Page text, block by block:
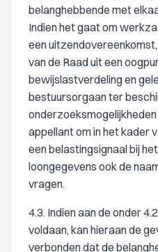
belanghebbende met
Indien het gaat om
een
van de Raad uit een
bewijslastverdeling en
bestuursorgaan ter
appellant om in het kader
een belastingsignaal bij
loongegevens ook de
vragen.
4.3. Indien aan de onder
voldaan, kan hieraan de
verbonden dat de